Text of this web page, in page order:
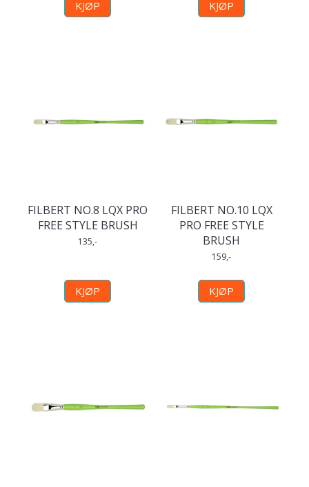
KJØP KJØP
FILBERT NO.8 LQX PRO
FREE STYLE BRUSH
135,-
KJØP
FILBERT NO.10 LQX
PRO FREE STYLE
BRUSH
159,-
KJØP